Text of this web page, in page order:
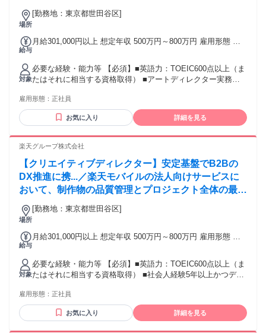
DX課題を解決に導くことがミッションです。 ■Web
サイト（B2B）のデザイン・運用・リニューアル・
場所
[勤務地：東京都世田谷区]
給与
月給301,000円以上 想定年収 500万円～800万円 雇用形態 正
￥301,000～ 基本給￥228,608～ 固定残業代￥72,392～を含
む/月 諸手当：通勤手当（会社規定に基づき支給）、残業手当
（固定残業代制 超過分別途支給） 試用期間 有 期間：3ヶ月
備考：変更無
対象
必要な経験・能力等 【必須】■英語力：TOEIC600点以上（ま
たはそれに相当する資格取得） ■アートディレクター実務経
■Adobe Photoshop, Illustrator, Figmaなどのデザインツールを
実務レベルで扱える方 ■ユーザビリティとアクセシビリテ
ィ、フロントエンド技術の知識や理解 ■監修、デザインリー
雇用形態： 正社員
お気に入り 詳細を見る
楽天グループ株式会社
【クリエイティブディレクター】安定基盤でB2Bの
DX推進に携...／楽天モバイルの法人向けサービスに
おいて、制作物の品質管理とプロジェクト全体の最適
化を通じて顧客のDX支援を成功に導くことがミッシ
ョンです。戦略立案から改善まで一貫して携わり、マ
場所
[勤務地：東京都世田谷区]
給与
月給301,000円以上 想定年収 500万円～800万円 雇用形態 正
￥301,000～ 基本給￥228,608～ 固定残業代￥72,392～を含
む/月 諸手当：通勤手当（会社規定に基づき支給）、残業手当
（固定残業代制 超過分別途支給） 試用期間 有 期間：3ヶ月
備考：変更無
対象
必要な経験・能力等 【必須】■英語力：TOEIC600点以上（ま
たはそれに相当する資格取得） ■社会人経験5年以上かつディ
の交渉調整） 【魅力】モバイル回線に留まらず、自社プロダ
クトのプロモーションを多角的に戦略立案できる点が醍醐味
です。HPやデジタル広告、オウンドメディア、イベントな
雇用形態： 正社員
お気に入り 詳細を見る